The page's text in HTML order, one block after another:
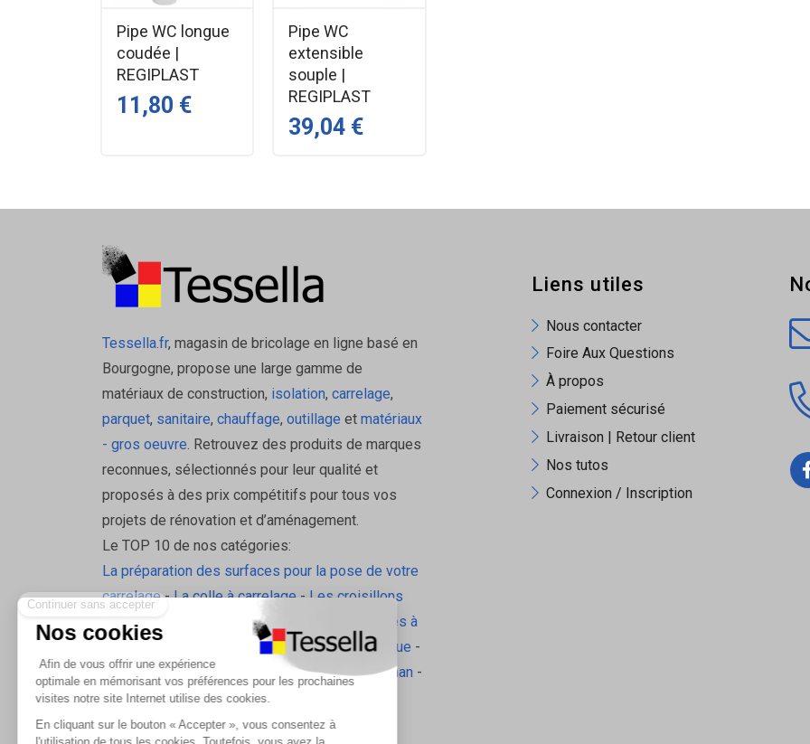
Pipe WC longue
coudée |
REGIPLAST
11,80 €
Pipe WC
extensible
souple |
REGIPLAST
39,04 €
Tessella.fr, magasin de bricolage en ligne basé en
Bourgogne, propose une large gamme de
matériaux de construction, isolation, carrelage,
parquet, sanitaire, chauffage, outillage et matériaux
- gros oeuvre . Retrouvez des produits de marques
reconnues, sélectionnés pour leur qualité et
proposés à des prix compétitifs pour tous vos
projets de rénovation et d’aménagement.
Le TOP 10 de nos catégories:
La préparation des surfaces pour la pose de votre
carrelage-La colle à carrelage- Les croisillons
pavilift
Le carrelage sol intérieur
Les plinthes à
-L'isolation écologique -
Les accessoires d'isolation
Radiateurs Brugman -
Les tablettes de douche
Liens utiles
Nous contacter
Foire Aux Questions
À propos
Paiement sécurisé
Livraison | Retour client
Nos tutos
Connexion / Inscription